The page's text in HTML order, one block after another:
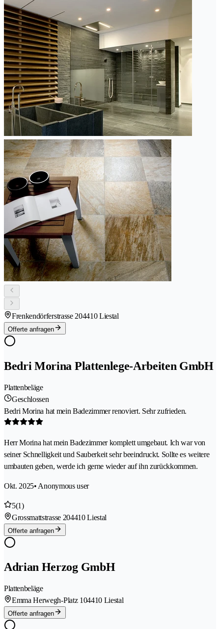
Frenkendörferstrasse 204410 Liestal
Offerte anfragen
Bedri Morina Plattenlege-Arbeiten GmbH
Plattenbeläge
Geschlossen
Bedri Morina hat mein Badezimmer renoviert. Sehr zufrieden.
Herr Morina hat mein Badezimmer komplett umgebaut. Ich war von
seiner Schnelligkeit und Sauberkeit sehr beeindruckt. Sollte es weitere
umbauten geben, werde ich gerne wieder auf ihn zurückkommen.
Okt. 2025• Anonymous user
5(1)
Grossmattstrasse 204410 Liestal
Offerte anfragen
Adrian Herzog GmbH
Plattenbeläge
Emma Herwegh-Platz 104410 Liestal
Offerte anfragen